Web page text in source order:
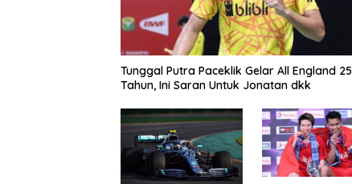
Tunggal Putra Paceklik Gelar All England 25
Tahun, Ini Saran Untuk Jonatan dkk